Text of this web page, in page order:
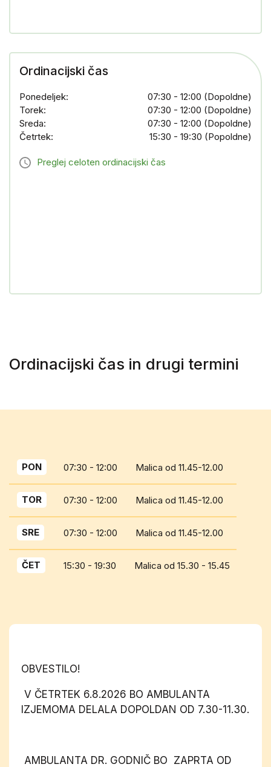
Ordinacijski čas
Ponedeljek:
07:30 - 12:00 (Dopoldne)
Torek:
07:30 - 12:00 (Dopoldne)
Sreda:
07:30 - 12:00 (Dopoldne)
Četrtek:
15:30 - 19:30 (Popoldne)
Preglej celoten ordinacijski čas
Ordinacijski čas in drugi termini
PON 07:30 - 12:00 Malica od 11.45-12.00
TOR 07:30 - 12:00 Malica od 11.45-12.00
SRE 07:30 - 12:00 Malica od 11.45-12.00
ČET 15:30 - 19:30 Malica od 15.30 - 15.45
OBVESTILO!
V ČETRTEK 6.8.2026 BO AMBULANTA
IZJEMOMA DELALA DOPOLDAN OD 7.30-11.30.
AMBULANTA DR. GODNIČ BO ZAPRTA OD